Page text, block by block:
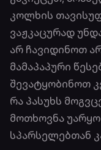
კოლხის
ვაჟკაცურად
არ ჩავიდინოთ
მამაპაპური
შევატყობინოთ
რა პასუხს
მოთხოვნა
სპარსელებთან